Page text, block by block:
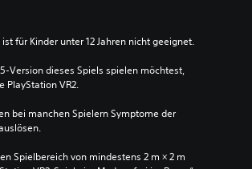
ist für Kinder unter 12 Jahren nicht geeignet.
Version dieses Spiels spielen möchtest,
PlayStation VR2.
bei manchen Spielern Symptome der
Spielbereich von mindestens 2 m × 2 m